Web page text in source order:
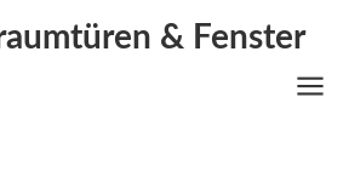
& Fenster